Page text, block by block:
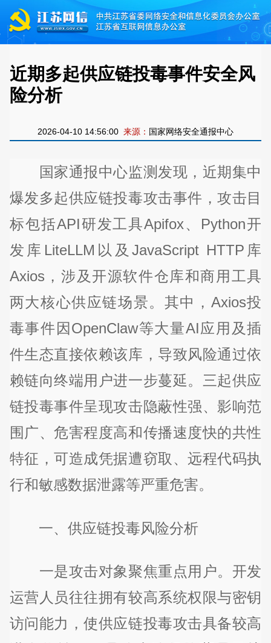
近期多起供应链投毒事件安全风
险分析
2026-04-10 14:56:00 来源： 国家网络安全通报中心
国家通报中心监测发现，近期集中
爆发多起供应链投毒攻击事件，攻击目
标包括API研发工具Apifox、Python开
发库LiteLLM以及JavaScript HTTP库
Axios，涉及开源软件仓库和商用工具
两大核心供应链场景。其中，Axios投
毒事件因OpenClaw等大量AI应用及插
件生态直接依赖该库，导致风险通过依
赖链向终端用户进一步蔓延。三起供应
链投毒事件呈现攻击隐蔽性强、影响范
围广、危害程度高和传播速度快的共性
特征，可造成凭据遭窃取、远程代码执
行和敏感数据泄露等严重危害。
一、供应链投毒风险分析
一是攻击对象聚焦重点用户。开发
运营人员往往拥有较高系统权限与密钥
访问能力，使供应链投毒攻击具备较高